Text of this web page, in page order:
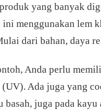
yang banyak
menggunakan lem
dari bahan, daya
Anda perlu
Ada juga yang
basah, juga pada kayu